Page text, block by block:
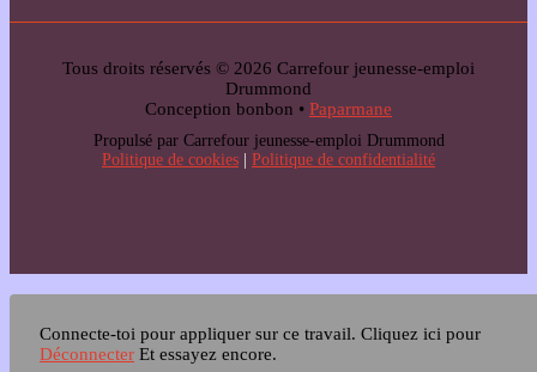
Tous droits réservés © 2026 Carrefour jeunesse-emploi
Drummond
Conception bonbon • Paparmane
Propulsé par Carrefour jeunesse-emploi Drummond
Politique de cookies | Politique de confidentialité
Connecte-toi pour appliquer sur ce travail. Cliquez ici pour
Déconnecter Et essayez encore.